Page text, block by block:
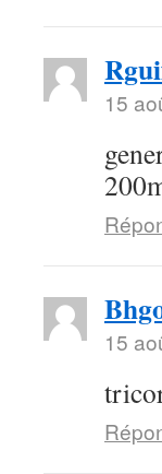
15
15